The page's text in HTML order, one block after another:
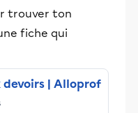
trouver ton
fiche qui
| Alloprof